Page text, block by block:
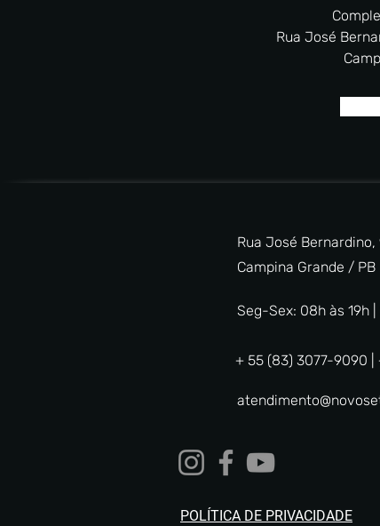
Rua José
Rua José Bernardino,
Campina Grande / PB
+ 55 (83) 3077-9090 |
POLÍTICA DE PRIVACIDADE
Seg-Sex: 08h às 19h